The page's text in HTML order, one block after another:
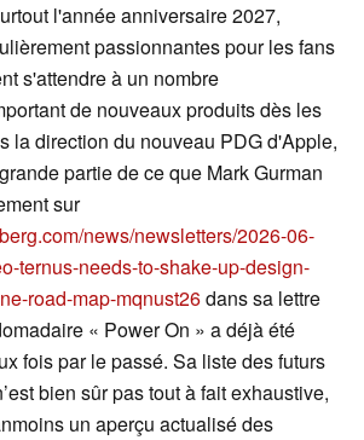
l'année anniversaire 2027,
passionnantes pour les fans
s'attendre à un nombre
de nouveaux produits dès les
la direction du nouveau PDG d'Apple,
partie de ce que Mark Gurman
sur
news/newsletters/2026-06-
ternus-needs-to-shake-up-design-
road-map-mqnust26dans sa lettre
« Power On » a déjà été
fois par le passé. Sa liste des futurs
bien sûr pas tout à fait exhaustive,
un aperçu actualisé des